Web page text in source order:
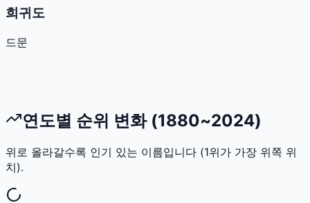
희귀도
드문
연도별 순위 변화 (1880~2024)
위로 올라갈수록 인기 있는 이름입니다 (1위가 가장 위쪽 위
치).